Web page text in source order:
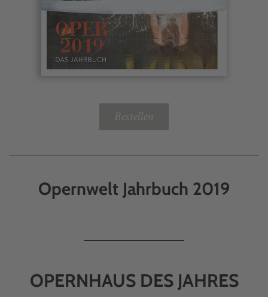
Bestellen
Opernwelt Jahrbuch 2019
OPERNHAUS DES JAHRES